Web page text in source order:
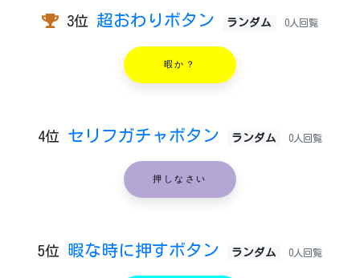
3位 超おわりボタン ランダム 0人回覧
暇か？
4位 セリフガチャボタン ランダム 0人回覧
押しなさい
5位 暇な時に押すボタン ランダム 0人回覧